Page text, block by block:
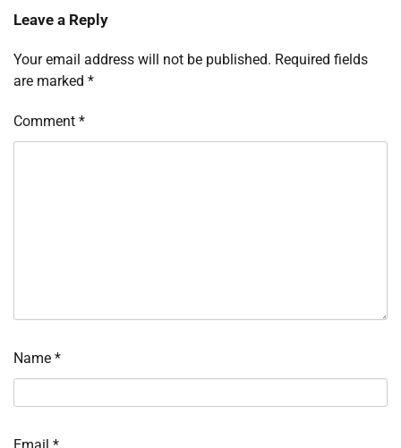
Leave a Reply
Your email address will not be published. Required fields
are marked *
Comment *
Name *